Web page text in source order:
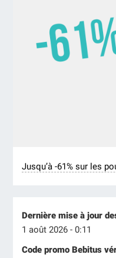
Jusqu’à -61% sur les
Dernière mise à jour
1 août 2026 - 0:11
Code promo Bebitus